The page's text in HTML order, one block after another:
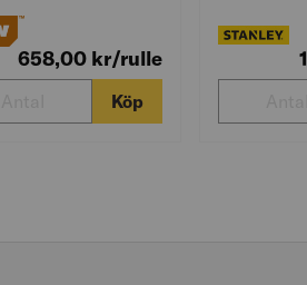
658,00 kr/rulle
Köp